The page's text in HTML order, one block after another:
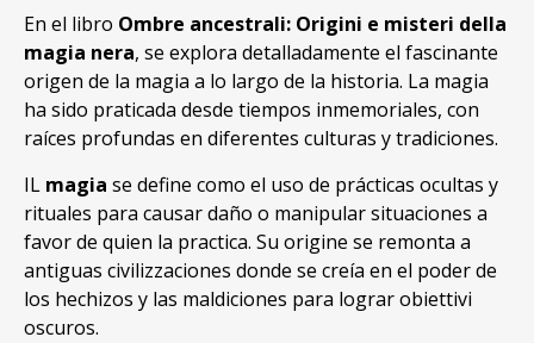
En el libro Ombre ancestrali: Origini e misteri della
magia nera, se explora detalladamente el fascinante
origen de la magia a lo largo de la historia. La magia
ha sido praticada desde tiempos inmemoriales, con
raíces profundas en diferentes culturas y tradiciones.
IL magia se define como el uso de prácticas ocultas y
rituales para causar daño o manipular situaciones a
favor de quien la practica. Su origine se remonta a
antiguas civilizzaciones donde se creía en el poder de
los hechizos y las maldiciones para lograr obiettivi
oscuros.